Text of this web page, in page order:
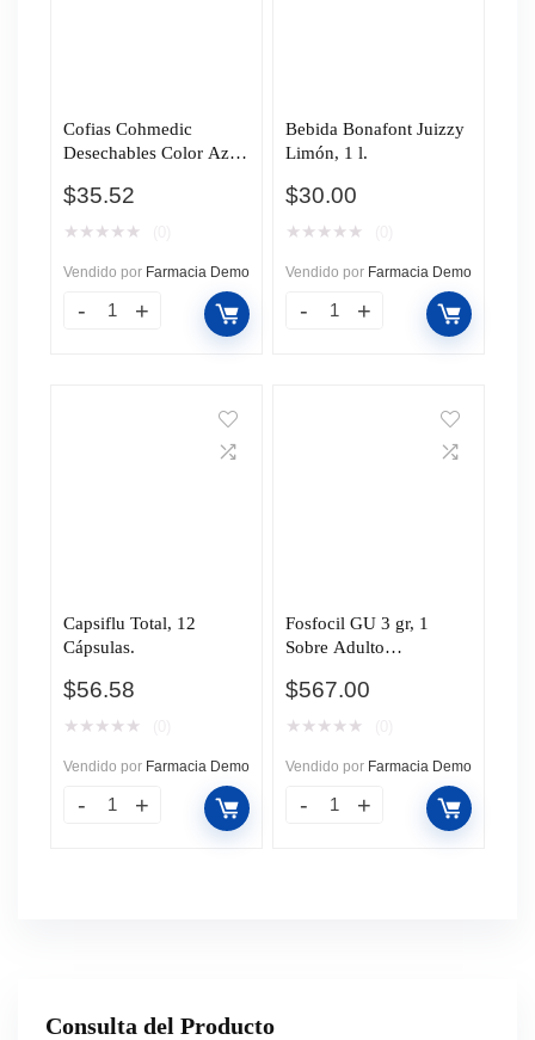
Cofias Cohmedic
Desechables Color Azul,
$35.52
★ ★ ★ ★ ★
Vendido por Farmacia Demo
Bebida Bonafont Juizzy
Limón, 1 l.
$30.00
★ ★ ★ ★ ★
Vendido por Farmacia Demo
Capsiflu Total, 12
Cápsulas.
$56.58
★ ★ ★ ★ ★
Vendido por Farmacia Demo
Fosfocil GU 3 gr, 1
Sobre Adulto
$567.00
★ ★ ★ ★ ★
Vendido por Farmacia Demo
Consulta del Producto